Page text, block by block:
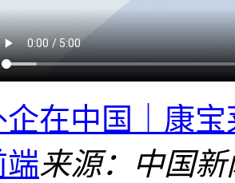
在中国｜康
端来源：中国新